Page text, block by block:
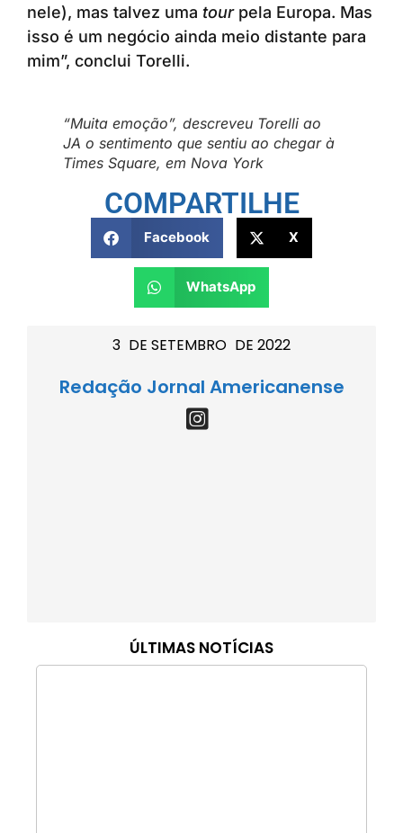
3 DE SETEMBRO DE 2022
Redação Jornal Americanense
ÚLTIMAS NOTÍCIAS
nele), mas talvez uma tour pela Europa. Mas
isso é um negócio ainda meio distante para
mim”, conclui Torelli.
“Muita emoção”, descreveu Torelli ao
JA o sentimento que sentiu ao chegar à
Times Square, em Nova York
COMPARTILHE
Facebook X
WhatsApp